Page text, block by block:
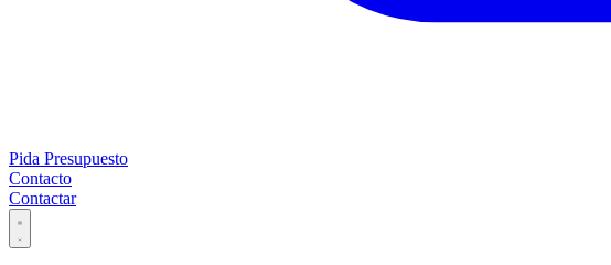
Pida Presupuesto
Contacto
Contactar